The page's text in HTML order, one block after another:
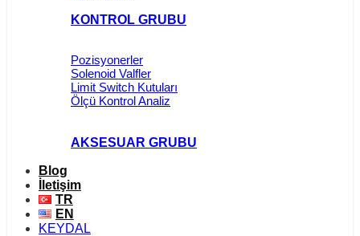
KONTROL GRUBU
Pozisyonerler
Solenoid Valfler
Limit Switch Kutuları
Ölçü Kontrol Analiz
AKSESUAR GRUBU
Blog
İletişim
TR
EN
KEYDAL